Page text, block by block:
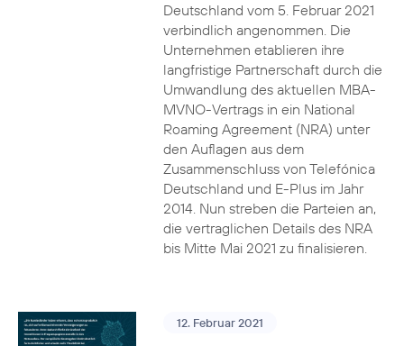
Deutschland vom 5. Februar 2021
verbindlich angenommen. Die
Unternehmen etablieren ihre
langfristige Partnerschaft durch die
Umwandlung des aktuellen MBA-
MVNO-Vertrags in ein National
Roaming Agreement (NRA) unter
den Auflagen aus dem
Zusammenschluss von Telefónica
Deutschland und E-Plus im Jahr
2014. Nun streben die Parteien an,
die vertraglichen Details des NRA
bis Mitte Mai 2021 zu finalisieren.
12. Februar 2021